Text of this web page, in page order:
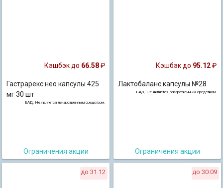
Кэшбэк до 66.58₽
Гастрарекс нео капсулы 425
мг 30 шт
БАД. Не является лекарственным средством.
Ограничения акции
Кэшбэк до 95.12₽
Лактобаланс капсулы №28
БАД. Не является лекарственным средством.
Ограничения акции
до 31.12 до 30.09